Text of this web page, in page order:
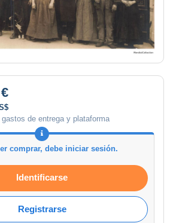
de entrega y plataforma
comprar, debe iniciar sesión.
Identificarse
Registrarse